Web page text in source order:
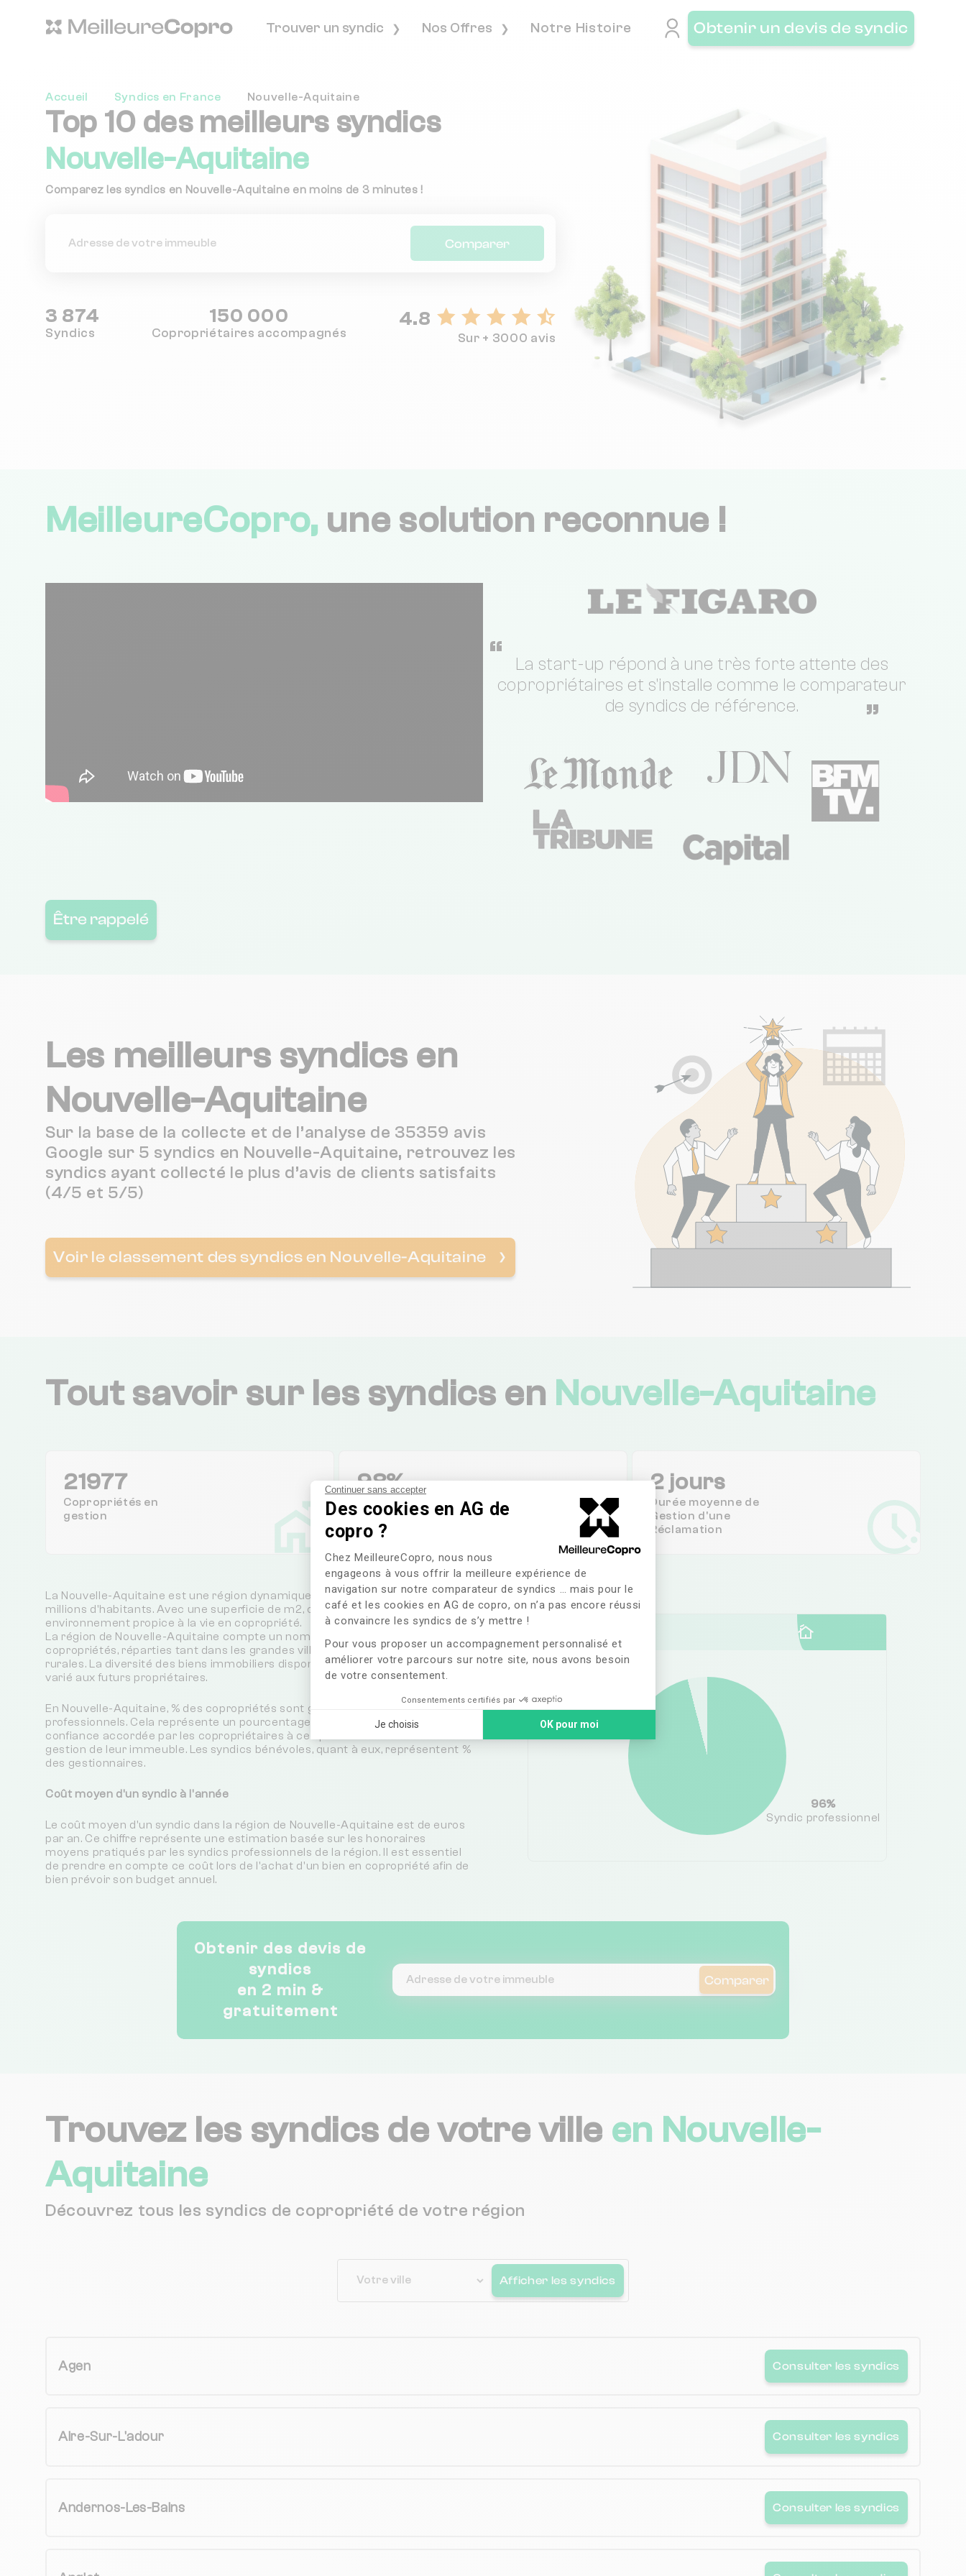
Continuer sans accepter
Des cookies en AG de
copro ?
Plateforme de Gestion du Consentement : Personnalisez vos Options
Chez MeilleureCopro, nous nous
engageons à vous offrir la meilleure expérience de
navigation sur notre comparateur de syndics … mais pour le
café et les cookies en AG de copro, on n’a pas encore réussi
à convaincre les syndics de s’y mettre !
Pour vous proposer un accompagnement personnalisé et
améliorer votre parcours sur notre site, nous avons besoin
de votre consentement.
Consentements certifiés par
Je choisis OK pour moi
Axeptio consent
Trouver un syndic Nos Offres Notre Histoire Obtenir un devis de syndic
Accueil Syndics en France Nouvelle-Aquitaine
Top 10 des meilleurs syndics
Nouvelle-Aquitaine
Comparez les syndics en Nouvelle-Aquitaine en moins de 3 minutes !
Comparer
3 874
Syndics
150 000
Copropriétaires accompagnés
4.8
Sur + 3000 avis
MeilleureCopro, une solution reconnue !
“
La start-up répond à une très forte attente des
copropriétaires et s'installe comme le comparateur
de syndics de référence.
”
Être rappelé
Les meilleurs syndics en
Nouvelle-Aquitaine
Sur la base de la collecte et de l’analyse de 35359 avis
Google sur 5 syndics en Nouvelle-Aquitaine, retrouvez les
syndics ayant collecté le plus d’avis de clients satisfaits
(4/5 et 5/5)
Voir le classement des syndics en Nouvelle-Aquitaine ❯
Tout savoir sur les syndics en Nouvelle-Aquitaine
21977
Copropriétés en
gestion
98%
Satisfaction des
habitants
2 jours
Durée moyenne de
Gestion d'une
Réclamation
La Nouvelle-Aquitaine est une région dynamique et attractive comptant
millions d'habitants. Avec une superficie de m2, cette région offre un
environnement propice à la vie en copropriété.
La région de Nouvelle-Aquitaine compte un nombre important de
copropriétés, réparties tant dans les grandes villes que dans les zones
rurales. La diversité des biens immobiliers disponibles offre un choix vaste et
varié aux futurs propriétaires.
En Nouvelle-Aquitaine, % des copropriétés sont gérées par des syndics
professionnels. Cela représente un pourcentage élevé, démontrant la
confiance accordée par les copropriétaires à ces professionnels dans la
gestion de leur immeuble. Les syndics bénévoles, quant à eux, représentent %
des gestionnaires.
Coût moyen d'un syndic à l'année
Le coût moyen d'un syndic dans la région de Nouvelle-Aquitaine est de euros
par an. Ce chiffre représente une estimation basée sur les honoraires
moyens pratiqués par les syndics professionnels de la région. Il est essentiel
de prendre en compte ce coût lors de l'achat d'un bien en copropriété afin de
bien prévoir son budget annuel.
96%
Syndic professionnel
Obtenir des devis de
syndics
en 2 min &
gratuitement
Comparer
Trouvez les syndics de votre ville en Nouvelle-
Aquitaine
Découvrez tous les syndics de copropriété de votre région
Afficher les syndics
Agen Consulter les syndics
Aire-Sur-L'adour Consulter les syndics
Andernos-Les-Bains Consulter les syndics